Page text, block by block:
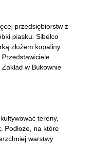
przedsiębiorstw z
piasku. Sibelco
złożem kopaliny.
w Bukownie
tereny,
Podłoże, na które
warstwy